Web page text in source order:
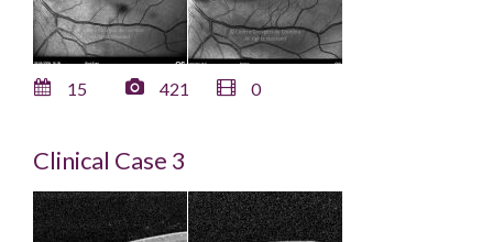
15 421 0
Clinical Case 3